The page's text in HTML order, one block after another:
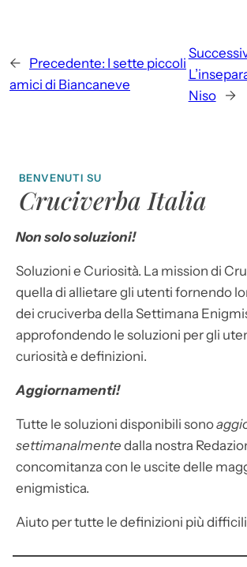
← Precedente: I sette piccoli
amici di Biancaneve
Niso
→
BENVENUTI SU
Cruciverba Italia
Non solo soluzioni!
Soluzioni e Curiosità. La mission di
quella di allietare gli utenti fornendo
dei cruciverba della Settimana
approfondendo le soluzioni per gli
curiosità e definizioni.
Aggiornamenti!
Tutte le soluzioni disponibili sono
settimanalmente dalla nostra
concomitanza con le uscite delle
enigmistica.
Aiuto per tutte le definizioni più